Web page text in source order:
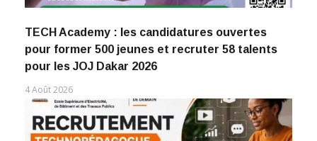
TECH Academy : les candidatures ouvertes
pour former 500 jeunes et recruter 58 talents
pour les JOJ Dakar 2026
4 Août 2026